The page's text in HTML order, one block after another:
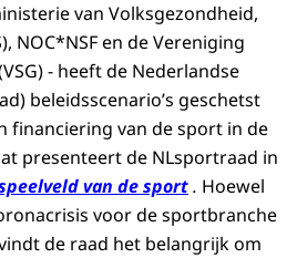
van Volksgezondheid,
NOC*NSF en de Vereniging
- heeft de Nederlandse
beleidsscenario’s geschetst
financiering van de sport in de
presenteert de NLsportraad in
van de sport. Hoewel
voor de sportbranche
de raad het belangrijk om